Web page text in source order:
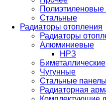
Стальные
Радиаторы отопления
Радиаторы
Алюминиевые
НРЗ
Биметаллические
Чугунные
Стальные
Радиаторная